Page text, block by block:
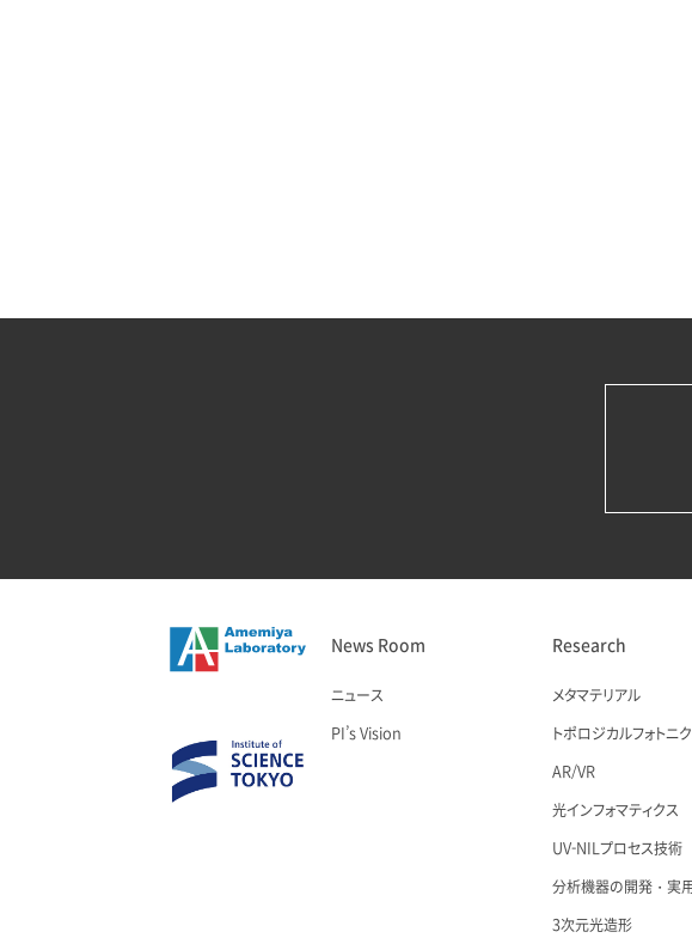
News Room
ニュース
PI’s Vision
Research
メタマテリアル
トポロジカルフォトニ
AR/VR
光インフォマティクス
UV-NILプロセス技術
分析機器の開発・実
3次元光造形